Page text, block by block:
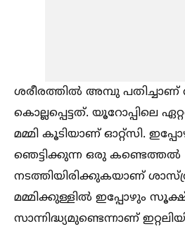
ശരീരത്തില്‍ അമ്പു പതിച്ചാണ്
കൊല്ലപ്പെട്ടത്. യൂറോപ്പിലെ
മമ്മി കൂടിയാണ് ഓറ്റ്‌സി.
ഞെട്ടിക്കുന്ന ഒരു കണ്ടെത്തല്‍
നടത്തിയിരിക്കുകയാണ്
മമ്മിക്കുള്ളില്‍ ഇപ്പോഴും
സാന്നിദ്ധ്യമുണ്ടെന്നാണ്